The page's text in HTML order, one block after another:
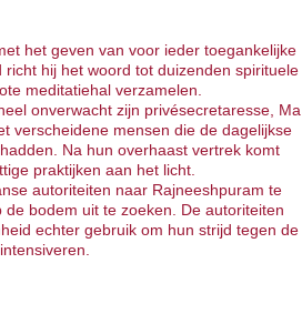
het geven van voor ieder toegankelijke
hij het woord tot duizenden spirituele
meditatiehal verzamelen.
onverwacht zijn privésecretaresse, Ma
verscheidene mensen die de dagelijkse
Na hun overhaast vertrek komt
praktijken aan het licht.
autoriteiten naar Rajneeshpuram te
bodem uit te zoeken. De autoriteiten
echter gebruik om hun strijd tegen de